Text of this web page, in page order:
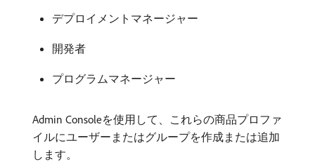
デプロイメントマネージャー
開発者
プログラムマネージャー
Admin Consoleを使用して、これらの商品プロファ
イルにユーザーまたはグループを作成または追加
します。